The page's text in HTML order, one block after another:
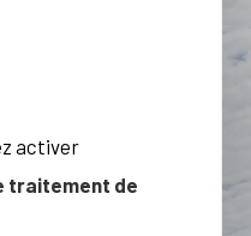
activer
traitement de